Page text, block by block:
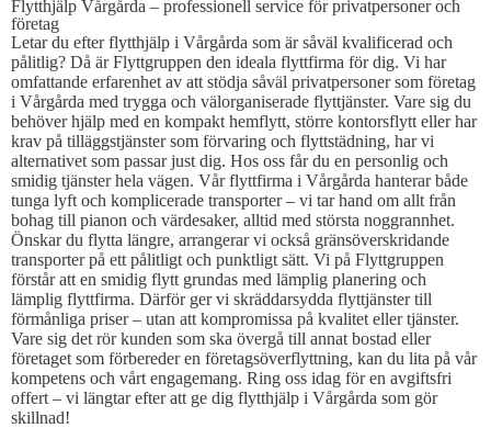
Flytthjälp Vårgårda – professionell service för privatpersoner och
företag
Letar du efter flytthjälp i Vårgårda som är såväl kvalificerad och
pålitlig? Då är Flyttgruppen den ideala flyttfirma för dig. Vi har
omfattande erfarenhet av att stödja såväl privatpersoner som företag
i Vårgårda med trygga och välorganiserade flyttjänster. Vare sig du
behöver hjälp med en kompakt hemflytt, större kontorsflytt eller har
krav på tilläggstjänster som förvaring och flyttstädning, har vi
alternativet som passar just dig. Hos oss får du en personlig och
smidig tjänster hela vägen. Vår flyttfirma i Vårgårda hanterar både
tunga lyft och komplicerade transporter – vi tar hand om allt från
bohag till pianon och värdesaker, alltid med största noggrannhet.
Önskar du flytta längre, arrangerar vi också gränsöverskridande
transporter på ett pålitligt och punktligt sätt. Vi på Flyttgruppen
förstår att en smidig flytt grundas med lämplig planering och
lämplig flyttfirma. Därför ger vi skräddarsydda flyttjänster till
förmånliga priser – utan att kompromissa på kvalitet eller tjänster.
Vare sig det rör kunden som ska övergå till annat bostad eller
företaget som förbereder en företagsöverflyttning, kan du lita på vår
kompetens och vårt engagemang. Ring oss idag för en avgiftsfri
offert – vi längtar efter att ge dig flytthjälp i Vårgårda som gör
skillnad!